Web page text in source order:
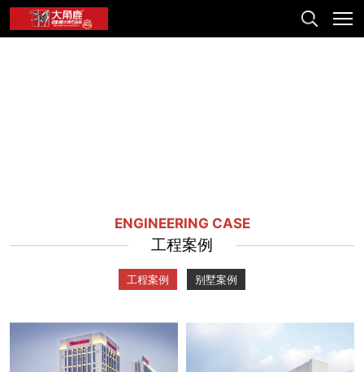
ENGINEERING CASE
工程案例
工程案例 别墅案例